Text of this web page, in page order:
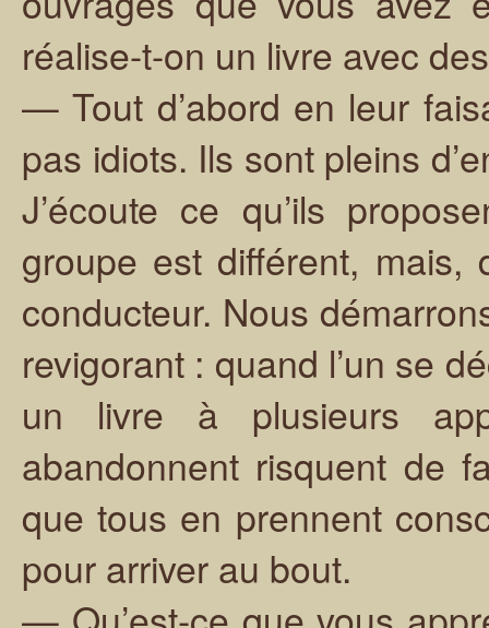
réalise-t-on un livre avec
— Tout d’abord en leur
pas idiots. Ils sont pleins
J’écoute ce qu’ils
groupe est différent,
conducteur. Nous
revigorant : quand l’un se
un livre à plusieurs
abandonnent risquent de
que tous en prennent
pour arriver au bout.